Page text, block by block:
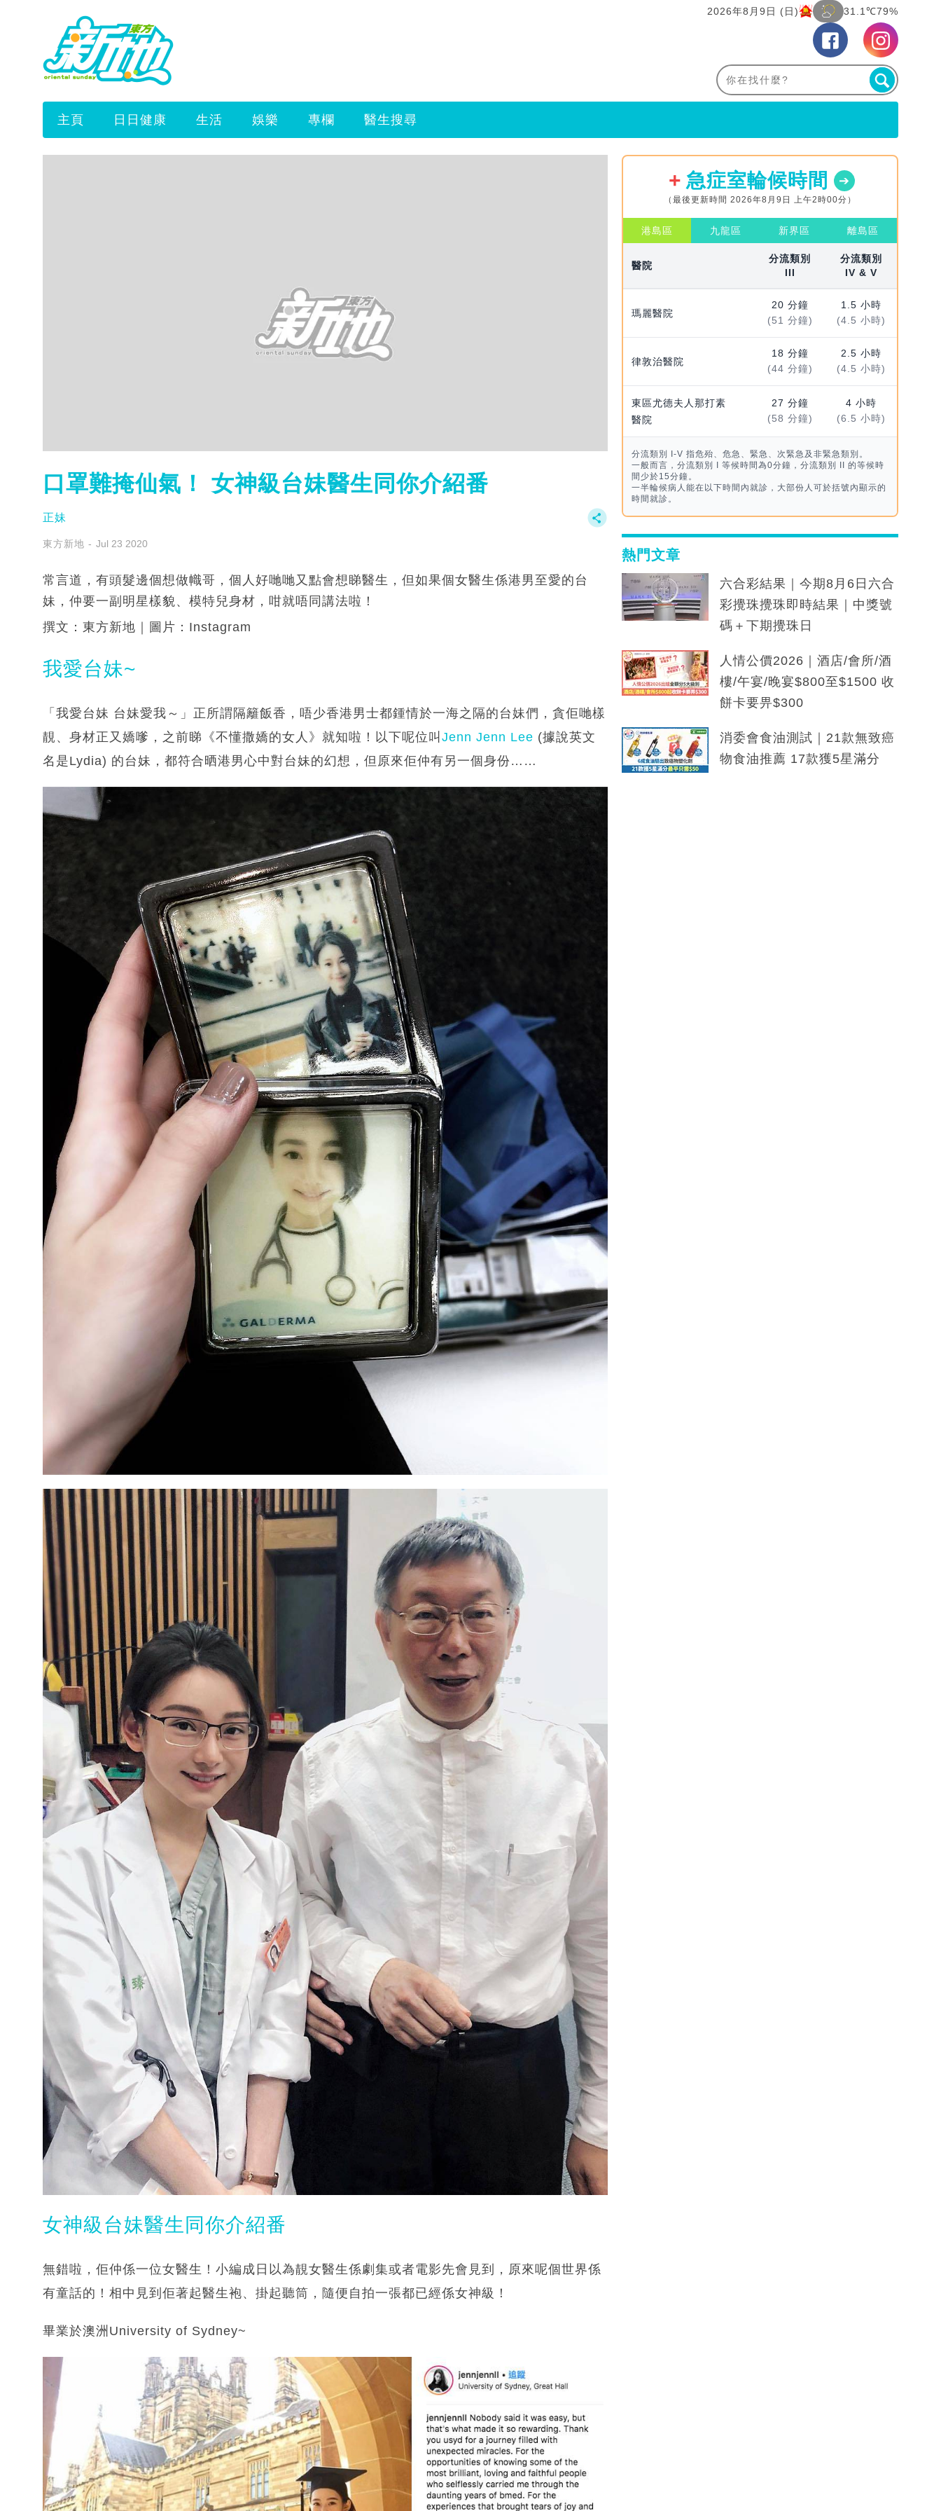
2026年8月9日 (日) 31.1℃79%
主頁 日日健康 生活 娛樂 專欄 醫生搜尋
口罩難掩仙氣！ 女神級台妹醫生同你介紹番
正妹
東方新地 Jul 23 2020
常言道，有頭髮邊個想做幟哥，個人好哋哋又點會想睇醫生，但如果個女醫生係港男至愛的台
妹，仲要一副明星樣貌、模特兒身材，咁就唔同講法啦！
撰文：東方新地｜圖片：Instagram
我愛台妹~
「我愛台妹 台妹愛我～」正所謂隔籬飯香，唔少香港男士都鍾情於一海之隔的台妹們，貪佢哋樣
靚、身材正又嬌嗲，之前睇《不懂撒嬌的女人》就知啦！以下呢位叫 Jenn Jenn Lee (據說英文
名是Lydia) 的台妹，都符合晒港男心中對台妹的幻想，但原來佢仲有另一個身份……
女神級台妹醫生同你介紹番
無錯啦，佢仲係一位女醫生！小編成日以為靚女醫生係劇集或者電影先會見到，原來呢個世界係
有童話的！相中見到佢著起醫生袍、掛起聽筒，隨便自拍一張都已經係女神級！
畢業於澳洲University of Sydney~
急症室輪候時間
（最後更新時間 2026年8月9日 上午2時00分）
港島區 九龍區 新界區 離島區
醫院
分流類別
III
分流類別
IV & V
瑪麗醫院
20 分鐘
(51 分鐘)
1.5 小時
(4.5 小時)
律敦治醫院
18 分鐘
(44 分鐘)
2.5 小時
(4.5 小時)
東區尤德夫人那打素
醫院
27 分鐘
(58 分鐘)
4 小時
(6.5 小時)
分流類別 I-V 指危殆、危急、緊急、次緊急及非緊急類別。
一般而言，分流類別 I 等候時間為0分鐘，分流類別 II 的等候時
間少於15分鐘。
一半輪候病人能在以下時間內就診，大部份人可於括號內顯示的
時間就診。
熱門文章
六合彩結果｜今期8月6日六合
彩攪珠攪珠即時結果｜中獎號
碼＋下期攪珠日
人情公價2026｜酒店/會所/酒
樓/午宴/晚宴$800至$1500 收
餅卡要畀$300
消委會食油測試｜21款無致癌
物食油推薦 17款獲5星滿分